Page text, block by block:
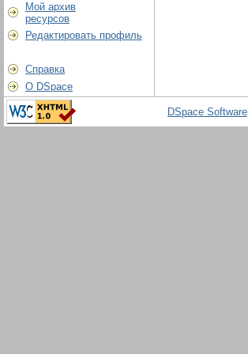
Мой архив
ресурсов
Редактировать профиль
Справка
О DSpace
DSpace Software